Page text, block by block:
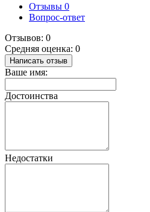
Отзывы 0
Вопрос-ответ
Отзывов: 0
Средняя оценка: 0
Написать отзыв
Ваше имя:
Достоинства
Недостатки